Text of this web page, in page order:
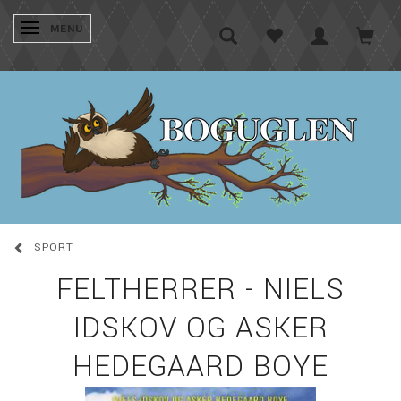
SKIFTE NAVIGATION
MENU
SPORT
FELTHERRER - NIELS
IDSKOV OG ASKER
HEDEGAARD BOYE